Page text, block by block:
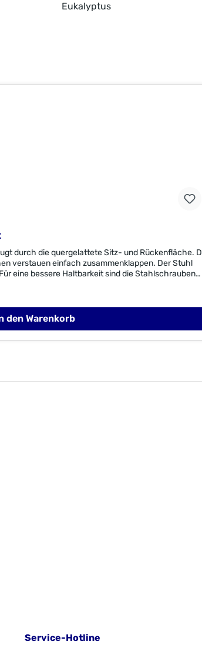
Eukalyptus
durch die quergelattete Sitz- und Rückenfläche.
verstauen einfach zusammenklappen. Der Stuhl
eine bessere Haltbarkeit sind die Stahlschrauben
cm Material:Eukalyptus FSC®-zertifiziertes
Handels GmbHAn der Trave 1923923
den Warenkorb
Service-Hotline